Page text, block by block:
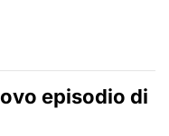
episodio di